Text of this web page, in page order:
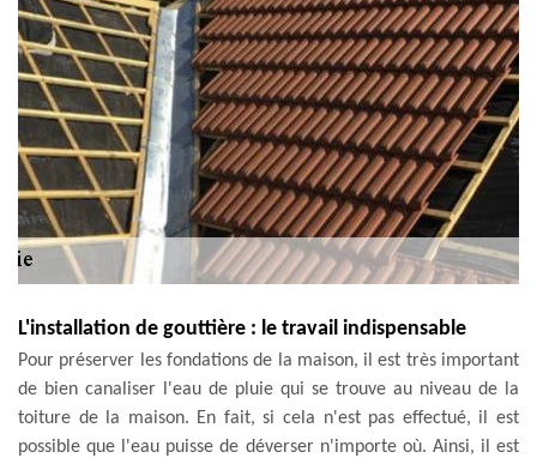
L'installation de gouttière : le travail indispensable
Pour préserver les fondations de la maison, il est très important
de bien canaliser l'eau de pluie qui se trouve au niveau de la
toiture de la maison. En fait, si cela n'est pas effectué, il est
possible que l'eau puisse de déverser n'importe où. Ainsi, il est